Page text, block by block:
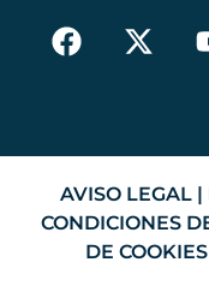
AVISO LEGAL |
CONDICIONES
DE COOKIES